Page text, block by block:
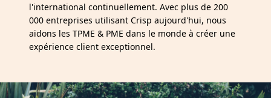
l'international continuellement. Avec plus de 200
000 entreprises utilisant Crisp aujourd'hui, nous
aidons les TPME & PME dans le monde à créer une
expérience client exceptionnel.